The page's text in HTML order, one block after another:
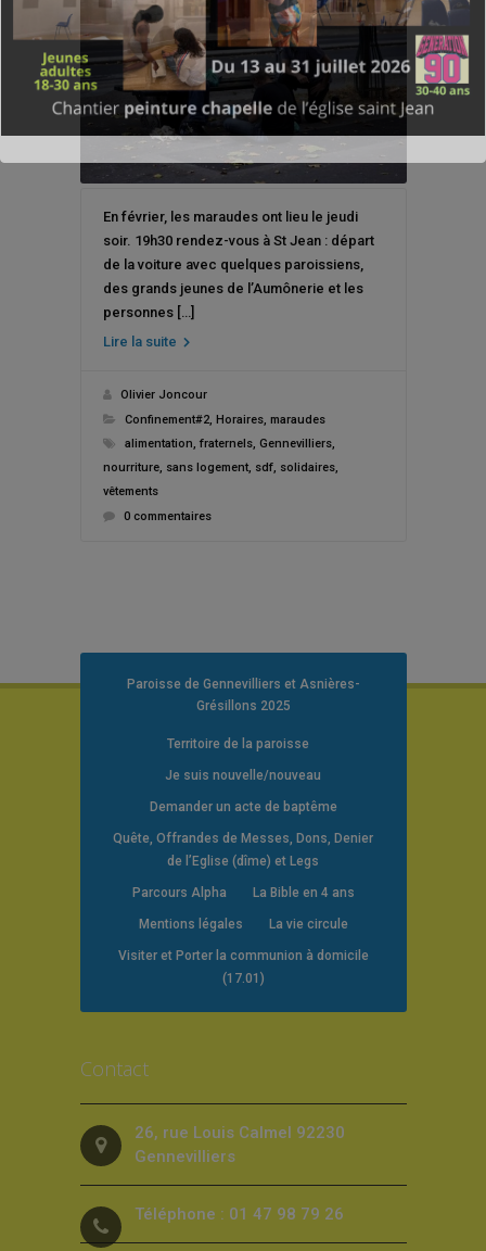
En février, les maraudes ont lieu le jeudi
soir. 19h30 rendez-vous à St Jean : départ
de la voiture avec quelques paroissiens,
des grands jeunes de l’Aumônerie et les
personnes […]
Lire la suite
Olivier Joncour
Confinement#2, Horaires, maraudes
alimentation, fraternels, Gennevilliers,
nourriture, sans logement, sdf, solidaires,
vêtements
0 commentaires
Paroisse de Gennevilliers et Asnières-
Grésillons 2025
Territoire de la paroisse
Je suis nouvelle/nouveau
Demander un acte de baptême
Quête, Offrandes de Messes, Dons, Denier
de l’Eglise (dîme) et Legs
Parcours Alpha La Bible en 4 ans
Mentions légales La vie circule
Visiter et Porter la communion à domicile
(17.01)
Contact
26, rue Louis Calmel 92230
Gennevilliers
Téléphone : 01 47 98 79 26